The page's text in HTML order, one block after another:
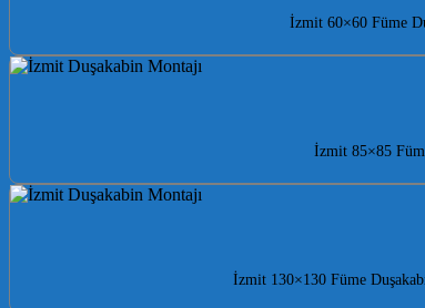
İzmit 60×60 Füme
İzmit 85×85
İzmit 130×130 Füme